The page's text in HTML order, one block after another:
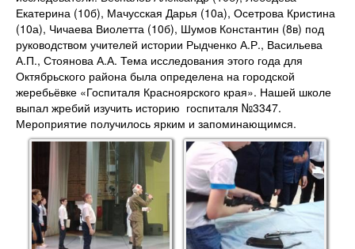
Екатерина (10б), Мачусская Дарья (10а), Осетрова Кристина
(10а), Чичаева Виолетта (10б), Шумов Константин (8в) под
руководством учителей истории Рыдченко А.Р., Васильева
А.П., Стоянова А.А. Тема исследования этого года для
Октябрьского района была определена на городской
жеребьёвке «Госпиталя Красноярского края». Нашей школе
выпал жребий изучить историю госпиталя №3347.
Мероприятие получилось ярким и запоминающимся.